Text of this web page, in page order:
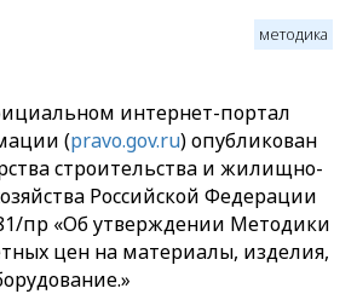
методика
интернет-портал
(pravo.gov.ru) опубликован
строительства и жилищно-
Российской Федерации
пр «Об утверждении Методики
цен на материалы, изделия,